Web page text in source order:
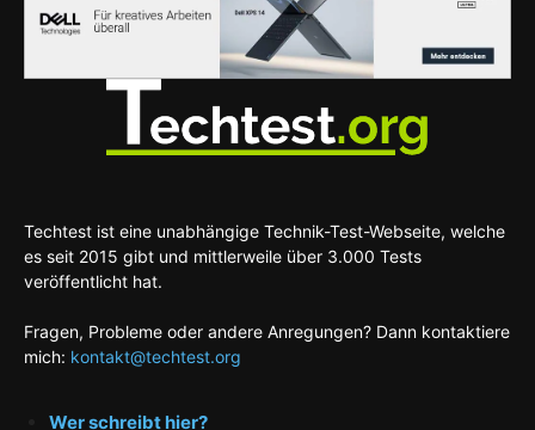
Techtest ist eine unabhängige Technik-Test-Webseite, welche
es seit 2015 gibt und mittlerweile über 3.000 Tests
veröffentlicht hat.
Fragen, Probleme oder andere Anregungen? Dann kontaktiere
mich: kontakt@techtest.org
Wer schreibt hier?